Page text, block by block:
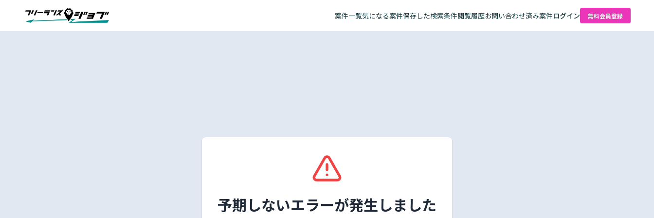
案件一覧気になる案件保存した検索条件閲覧履歴お問い合わせ済み案件ログイン 無料会員登録
予期しないエラーが発生しました